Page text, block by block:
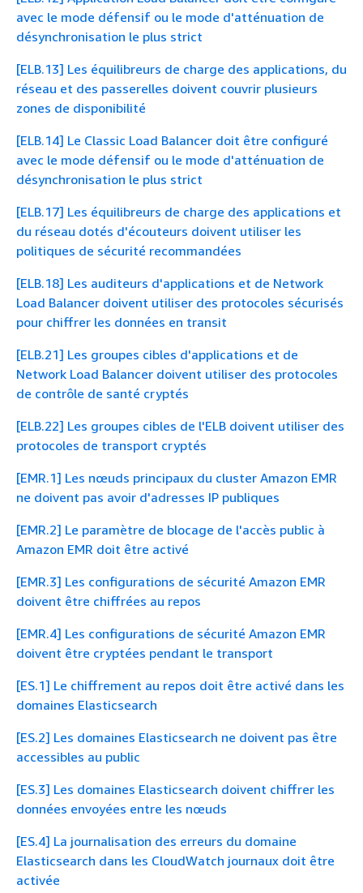
avec le mode défensif ou le mode d'atténuation de
désynchronisation le plus strict
[ELB.13] Les équilibreurs de charge des applications, du
réseau et des passerelles doivent couvrir plusieurs
zones de disponibilité
[ELB.14] Le Classic Load Balancer doit être configuré
avec le mode défensif ou le mode d'atténuation de
désynchronisation le plus strict
[ELB.17] Les équilibreurs de charge des applications et
du réseau dotés d'écouteurs doivent utiliser les
politiques de sécurité recommandées
[ELB.18] Les auditeurs d'applications et de Network
Load Balancer doivent utiliser des protocoles sécurisés
pour chiffrer les données en transit
[ELB.21] Les groupes cibles d'applications et de
Network Load Balancer doivent utiliser des protocoles
de contrôle de santé cryptés
[ELB.22] Les groupes cibles de l'ELB doivent utiliser des
protocoles de transport cryptés
[EMR.1] Les nœuds principaux du cluster Amazon EMR
ne doivent pas avoir d'adresses IP publiques
[EMR.2] Le paramètre de blocage de l'accès public à
Amazon EMR doit être activé
[EMR.3] Les configurations de sécurité Amazon EMR
doivent être chiffrées au repos
[EMR.4] Les configurations de sécurité Amazon EMR
doivent être cryptées pendant le transport
[ES.1] Le chiffrement au repos doit être activé dans les
domaines Elasticsearch
[ES.2] Les domaines Elasticsearch ne doivent pas être
accessibles au public
[ES.3] Les domaines Elasticsearch doivent chiffrer les
données envoyées entre les nœuds
[ES.4] La journalisation des erreurs du domaine
Elasticsearch dans les CloudWatch journaux doit être
activée